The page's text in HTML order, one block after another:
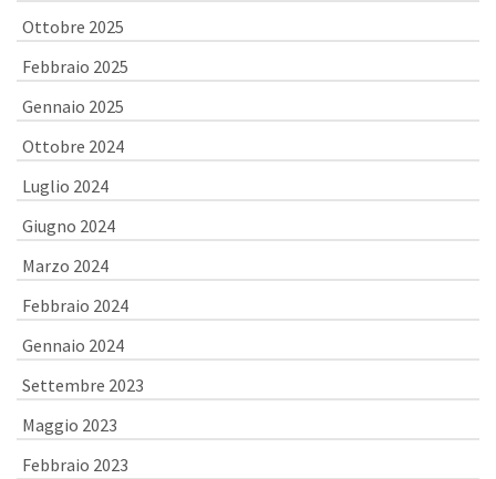
Ottobre 2025
Febbraio 2025
Gennaio 2025
Ottobre 2024
Luglio 2024
Giugno 2024
Marzo 2024
Febbraio 2024
Gennaio 2024
Settembre 2023
Maggio 2023
Febbraio 2023